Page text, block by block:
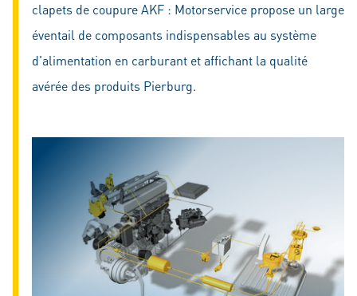
clapets de coupure AKF : Motorservice propose un large
éventail de composants indispensables au système
d'alimentation en carburant et affichant la qualité
avérée des produits Pierburg.